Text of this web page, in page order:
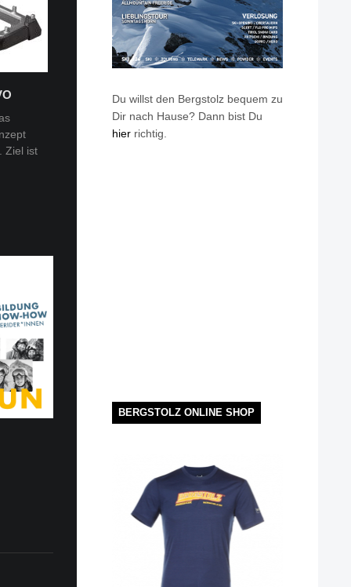
Ziel ist
Tobi
Du willst den Bergstolz bequem zu
Dir nach Hause? Dann bist Du
hierrichtig.
BERGSTOLZ ONLINE SHOP